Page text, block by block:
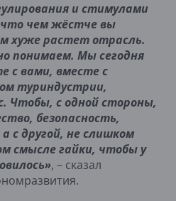
и стимулами
чем жёстче вы
хуже растет отрасль.
понимаем. Мы сегодня
с вами, вместе с
туриндустрии,
Чтобы, с одной стороны,
безопасность,
а с другой, не слишком
смысле гайки, чтобы у
», – сказал